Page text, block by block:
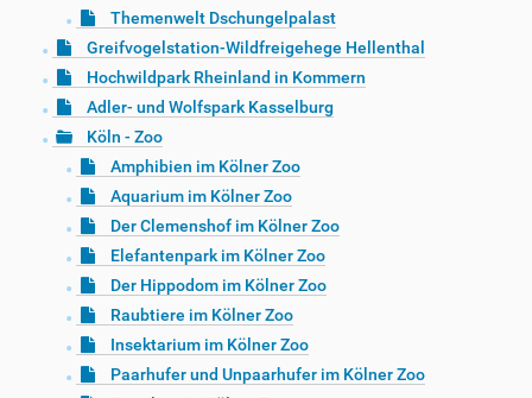
Themenwelt Dschungelpalast
Greifvogelstation-Wildfreigehege Hellenthal
Hochwildpark Rheinland in Kommern
Adler- und Wolfspark Kasselburg
Köln - Zoo
Amphibien im Kölner Zoo
Aquarium im Kölner Zoo
Der Clemenshof im Kölner Zoo
Elefantenpark im Kölner Zoo
Der Hippodom im Kölner Zoo
Raubtiere im Kölner Zoo
Insektarium im Kölner Zoo
Paarhufer und Unpaarhufer im Kölner Zoo